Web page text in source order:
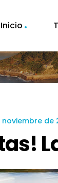
Inicio
noviembre de